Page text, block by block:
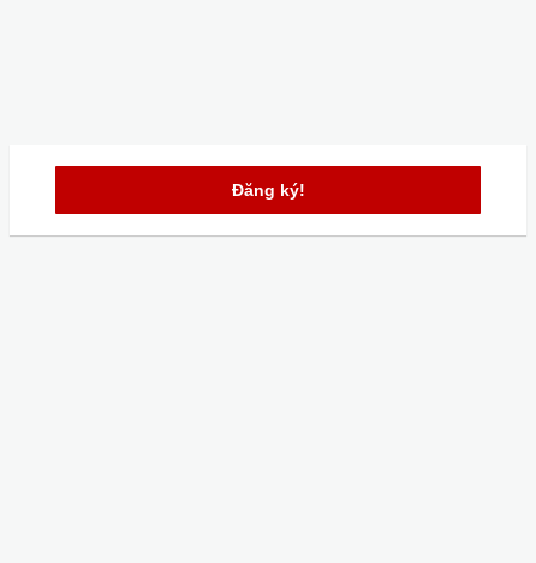
Đăng ký!